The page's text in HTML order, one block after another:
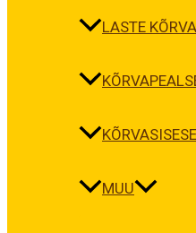
LASTE
MUU